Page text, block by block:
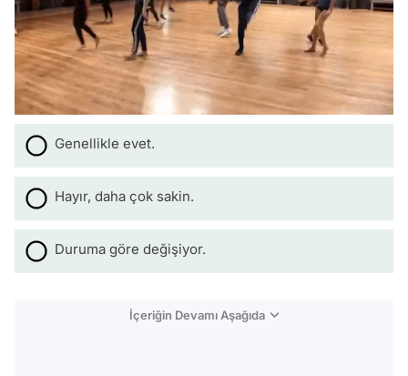
Genellikle evet.
Hayır, daha çok sakin.
Duruma göre değişiyor.
İçeriğin Devamı Aşağıda